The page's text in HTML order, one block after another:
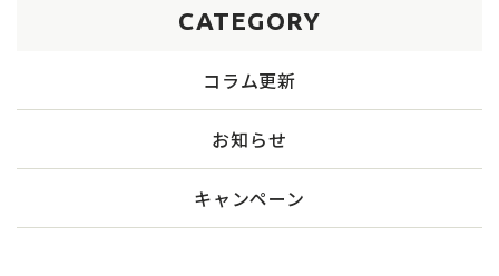
CATEGORY
コラム更新
お知らせ
キャンペーン